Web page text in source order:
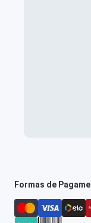
Formas de